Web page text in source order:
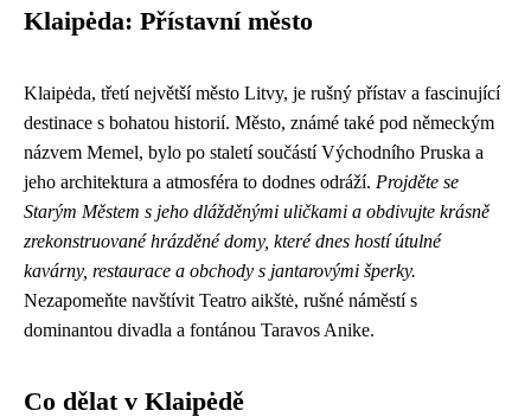
Klaipėda: Přístavní město
Klaipėda, třetí největší město Litvy, je rušný přístav a fascinující
destinace s bohatou historií. Město, známé také pod německým
názvem Memel, bylo po staletí součástí Východního Pruska a
jeho architektura a atmosféra to dodnes odráží. Projděte se
Starým Městem s jeho dlážděnými uličkami a obdivujte krásně
zrekonstruované hrázděné domy, které dnes hostí útulné
kavárny, restaurace a obchody s jantarovými šperky.
Nezapomeňte navštívit Teatro aikštė, rušné náměstí s
dominantou divadla a fontánou Taravos Anike.
Co dělat v Klaipėdě